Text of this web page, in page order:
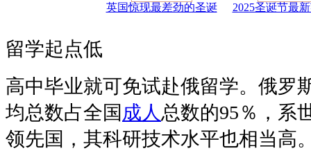
英国惊现最差劲的圣诞 2025圣诞节最
留学起点低
高中毕业就可免试赴俄留学。俄罗
均总数占全国成人 总数的95％，系
领先国，其科研技术水平也相当高